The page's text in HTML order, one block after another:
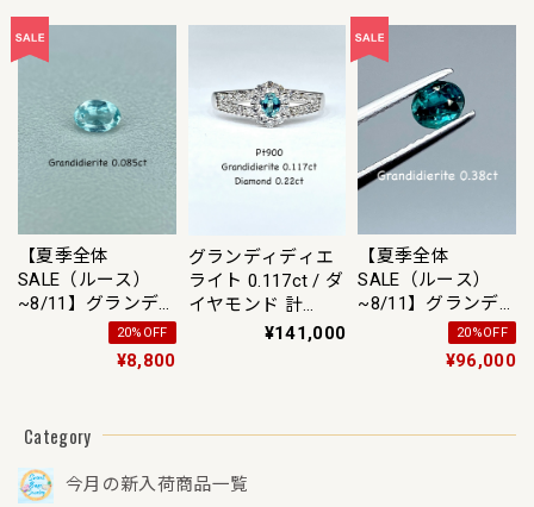
げ・補修・洗浄等
ャリア決済の場
合）】【動画リン
ク Twitter/Xあ
り】
げ・補修・洗浄等
済)】【3日以内返
品可（※カード/キ
ャリア決済の場
合）】
【夏季全体
SALE（ルース）
~8/11】グランデ
ィディエライト
0.085ct ルース
20%OFF
¥8,800
グランディディエ
ライト 0.117ct / ダ
イヤモンド 計
0.22ct Pt900 リン
ャリア決済の場
合）】【動画リン
¥141,000
【夏季全体
SALE（ルース）
~8/11】グランデ
ィディエライト
0.38ct ルース
20%OFF
¥96,000
Category
今月の新入荷商品一覧